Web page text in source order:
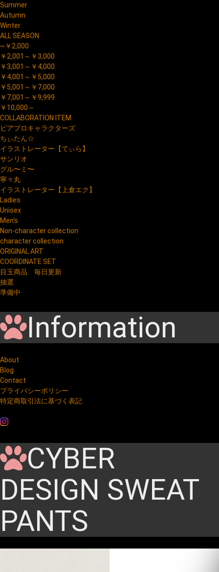
Summer
Autumn
Winter
ALL SEASON
~￥2,000
￥2,001～￥3,000
￥3,001～￥4,000
￥4,001～￥5,000
￥5,001～￥7,000
￥7,001～￥9,999
￥10,000～
COLLABORATION ITEM
ピアプロキャラクターズ
ちぃたん☆
イラストレーター【てぃら】
サンリオ
グル〜ミ〜
寧々丸
イラストレーター【上倉エク】
Ladies
Unisex
Men's
Non-character collection
character collection
ORIGINAL ART
COORDINATE SET
目玉商品 毎日更新
抽選
準備中
Information
About
Blog
Contact
プライバシーポリシー
特定商取引法に基づく表記
CYBER
DESIGN SWEAT
PANTS